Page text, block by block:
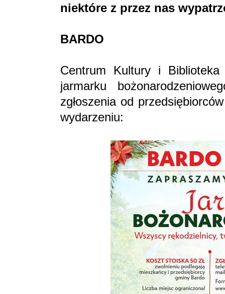
niektóre z przez nas
BARDO
Centrum Kultury i Biblioteka
jarmarku
zgłoszenia od
wydarzeniu: